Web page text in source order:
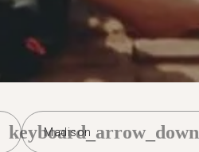
Madison
keyboard_arrow_down